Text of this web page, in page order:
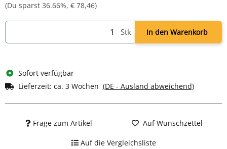
(Du sparst 36.66%, € 78,46)
Stk In den Warenkorb
Sofort verfügbar
Lieferzeit: ca. 3 Wochen (DE - Ausland abweichend)
Frage zum Artikel Auf Wunschzettel
Auf die Vergleichsliste